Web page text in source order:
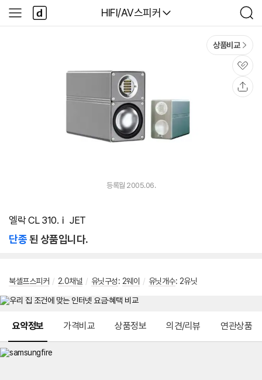
다나와
HIFI/AV스피커
검
색
사
이
다
나
와
상품비교
관
심
등록월 2005.06.
엘락 CL 310.ｉ JET
단종된 상품입니다.
북셸프스피커 / 2.0채널 / 유닛구성: 2웨이 / 유닛개수: 2유닛
요약정보 가격비교 상품정보 의견/리뷰 연관상품